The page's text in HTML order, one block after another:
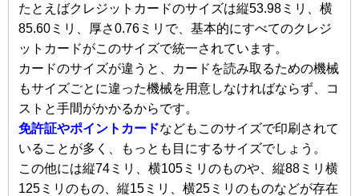
たとえばクレジットカードのサイズは縦53.98ミリ、横
85.60ミリ、厚さ0.76ミリで、基本的にすべてのクレジ
ットカードがこのサイズで統一されています。
カードのサイズが違うと、カードを読み取るための機械
もサイズごとに違った機械を用意しなければならず、コ
ストと手間がかかるからです。
免許証やポイントカードなどもこのサイズで印刷されて
いることが多く、もっとも目にするサイズでしょう。
この他には縦74ミリ、横105ミリのものや、縦88ミリ横
125ミリのもの、縦15ミリ、横25ミリのものなどが存在